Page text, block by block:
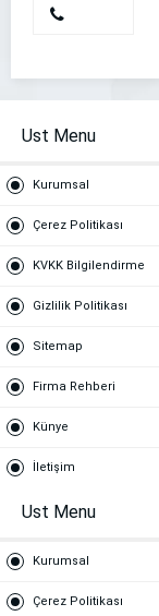
Blog
Ust Menu
Kurumsal
Çerez Politikası
KVKK Bilgilendirme
Gizlilik Politikası
Sitemap
Firma Rehberi
Künye
İletişim
Ust Menu
Kurumsal
Çerez Politikası